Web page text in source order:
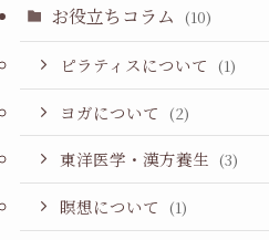
お役立ちコラム (10)
ピラティスについて (1)
ヨガについて (2)
東洋医学・漢方養生 (3)
瞑想について (1)